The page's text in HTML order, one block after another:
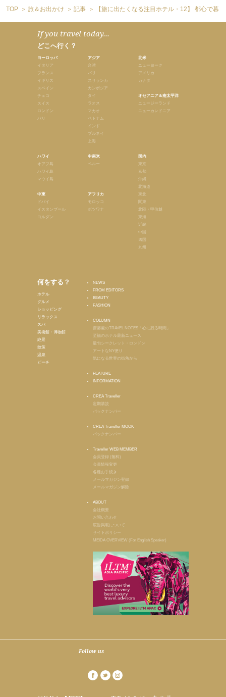
TOP 旅＆お出かけ 記事 【旅に出たくなる注目ホテル・12】 都心で暮
If you travel today...
どこへ行く？
ヨーロッパ
イタリア
フランス
イギリス
スペイン
チェコ
スイス
ロンドン
パリ
ハワイ
オアフ島
ハワイ島
マウイ島
中東
ドバイ
イスタンブール
ヨルダン
アジア
台湾
バリ
スリランカ
カンボジア
タイ
ラオス
マカオ
ベトナム
インド
ブルネイ
上海
中南米
ペルー
アフリカ
モロッコ
ボツワナ
北米
ニューヨーク
アメリカ
カナダ
オセアニア＆南太平洋
ニュージーランド
ニューカレドニア
国内
東京
京都
沖縄
北海道
東北
関東
北陸・甲信越
東海
近畿
中国
四国
九州
何をする？
ホテル
グルメ
ショッピング
リラックス
スパ
美術館・博物館
絶景
散策
温泉
ビーチ
NEWS
FROM EDITORS
BEAUTY
FASHION
COLUMN
齋藤薫のTRAVEL NOTES「心に残る時間」
至福のホテル最新ニュース
最旬シークレット・ロンドン
アートなNY便り
気になる世界の街角から
FEATURE
INFORMATION
CREA Traveller
定期購読
バックナンバー
CREA Traveller MOOK
バックナンバー
Traveller WEB MEMBER
会員登録 (無料)
会員情報変更
各種お手続き
メールマガジン登録
メールマガジン解除
ABOUT
会社概要
お問い合わせ
広告掲載について
サイトポリシー
MEIDA OVERVIEW (For English Speaker)
Follow us